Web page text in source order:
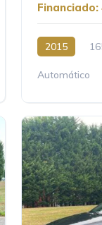
Financiado:
2015
Automático